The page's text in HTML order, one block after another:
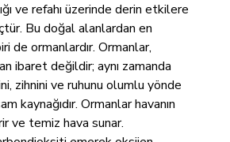
ve refahı üzerinde derin etkilere
Bu doğal alanlardan en
de ormanlardır. Ormanlar,
ibaret değildir; aynı zamanda
zihnini ve ruhunu olumlu yönde
kaynağıdır. Ormanlar havanın
ve temiz hava sunar.